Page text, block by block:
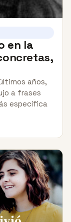
en la
años,
a frases
específica